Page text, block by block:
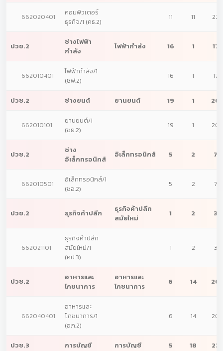
662020401
คอมพิวเตอร์
ธุรกิจ/1 (คธ.2)
11 11 22
ปวช.2
ช่างไฟฟ้า
กำลัง
ไฟฟ้ากำลัง 16 1 17
662010401
ไฟฟ้ากำลัง/1
(ชฟ.2)
16 1 17
ปวช.2 ช่างยนต์ ยานยนต์ 19 1 20
662010101
ยานยนต์/1
(ชย.2)
19 1 20
ปวช.2
ช่าง
อิเล็กทรอนิกส์
อิเล็กทรอนิกส์ 5 2 7
662010501
อิเล็กทรอนิกส์/1
(ชอ.2)
5 2 7
ปวช.2 ธุรกิจค้าปลีก
ธุรกิจค้าปลีก
สมัยใหม่
1 2 3
662021101
ธุรกิจค้าปลีก
สมัยใหม่/1
(คป.3)
1 2 3
ปวช.2
อาหารและ
โภชนาการ
อาหารและ
โภชนาการ
6 14 20
662040401
อาหารและ
โภชนาการ/1
(อภ.2)
6 14 20
ปวช.3 การบัญชี การบัญชี 5 18 23